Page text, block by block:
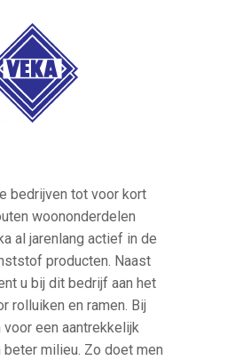
bedrijven tot voor kort
woononderdelen
al jarenlang actief in de
producten. Naast
u bij dit bedrijf aan het
rolluiken en ramen. Bij
voor een aantrekkelijk
milieu. Zo doet men